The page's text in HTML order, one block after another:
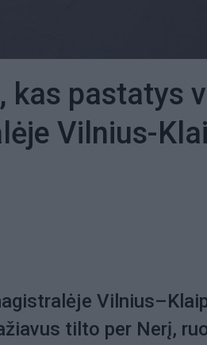
kas pastatys
Vilnius-
tilto per Nerį,